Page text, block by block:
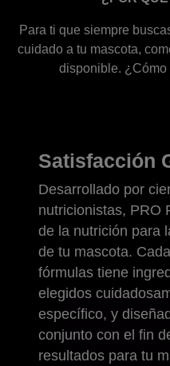
Para ti que siempre
cuidado a tu mascota,
disponible. ¿Cómo
Satisfacción
Desarrollado por
nutricionistas, PRO
de la nutrición para
de tu mascota.
fórmulas tiene
elegidos
específico, y
conjunto con el fin
resultados para tu